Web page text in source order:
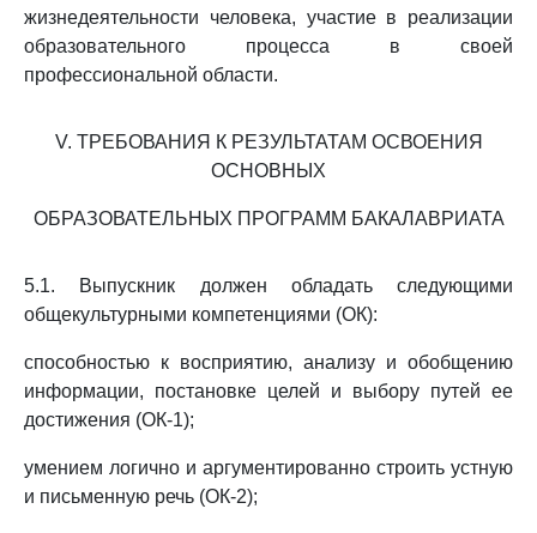
жизнедеятельности человека, участие в реализации
образовательного процесса в своей
профессиональной области.
V. ТРЕБОВАНИЯ К РЕЗУЛЬТАТАМ ОСВОЕНИЯ
ОСНОВНЫХ
ОБРАЗОВАТЕЛЬНЫХ ПРОГРАММ БАКАЛАВРИАТА
5.1. Выпускник должен обладать следующими
общекультурными компетенциями (ОК):
способностью к восприятию, анализу и обобщению
информации, постановке целей и выбору путей ее
достижения (ОК-1);
умением логично и аргументированно строить устную
и письменную речь (ОК-2);